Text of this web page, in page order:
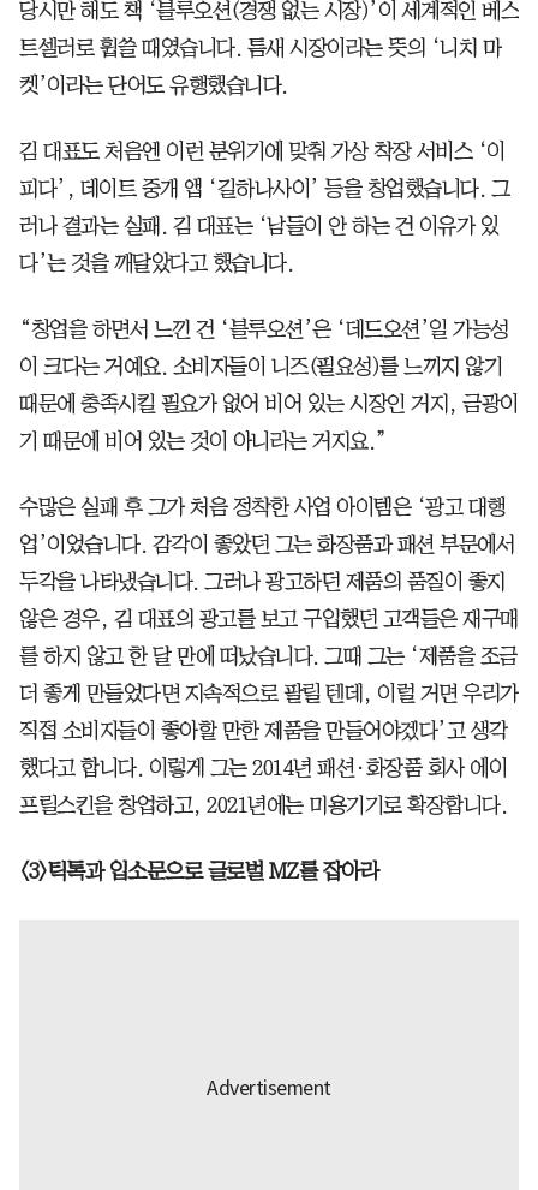
당시만 해도 책 ‘블루오션(경쟁 없는 시장)’이 세계적인 베스
트셀러로 휩쓸 때였습니다. 틈새 시장이라는 뜻의 ‘니치 마
켓’이라는 단어도 유행했습니다.
김 대표도 처음엔 이런 분위기에 맞춰 가상 착장 서비스 ‘이
피다’, 데이트 중개 앱 ‘길하나사이’ 등을 창업했습니다. 그
러나 결과는 실패. 김 대표는 ‘남들이 안 하는 건 이유가 있
다’는 것을 깨달았다고 했습니다.
“창업을 하면서 느낀 건 ‘블루오션’은 ‘데드오션’일 가능성
이 크다는 거예요. 소비자들이 니즈(필요성)를 느끼지 않기
때문에 충족시킬 필요가 없어 비어 있는 시장인 거지, 금광이
기 때문에 비어 있는 것이 아니라는 거지요.”
수많은 실패 후 그가 처음 정착한 사업 아이템은 ‘광고 대행
업’이었습니다. 감각이 좋았던 그는 화장품과 패션 부문에서
두각을 나타냈습니다. 그러나 광고하던 제품의 품질이 좋지
않은 경우, 김 대표의 광고를 보고 구입했던 고객들은 재구매
를 하지 않고 한 달 만에 떠났습니다. 그때 그는 ‘제품을 조금
더 좋게 만들었다면 지속적으로 팔릴 텐데, 이럴 거면 우리가
직접 소비자들이 좋아할 만한 제품을 만들어야겠다’고 생각
했다고 합니다. 이렇게 그는 2014년 패션·화장품 회사 에이
프릴스킨을 창업하고, 2021년에는 미용기기로 확장합니다.
<3>틱톡과 입소문으로 글로벌 MZ를 잡아라